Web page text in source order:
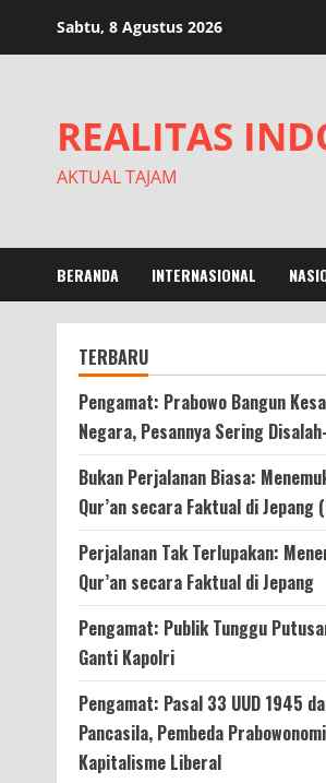
Sabtu, 8 Agustus 2026
REALITAS
AKTUAL TAJAM
BERANDA INTERNASIONAL
TERBARU
Pengamat: Prabowo Bangun
Negara, Pesannya Sering
Bukan Perjalanan Biasa:
Qur’an secara Faktual di Jepang
Perjalanan Tak Terlupakan:
Qur’an secara Faktual di Jepang
Pengamat: Publik Tunggu
Ganti Kapolri
Pengamat: Pasal 33 UUD 1945
Pancasila, Pembeda
Kapitalisme Liberal